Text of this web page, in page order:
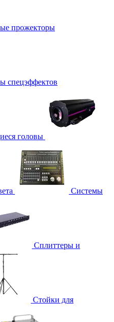
прожекторы
спецэффектов
головы
Системы
Сплиттеры и
Стойки для